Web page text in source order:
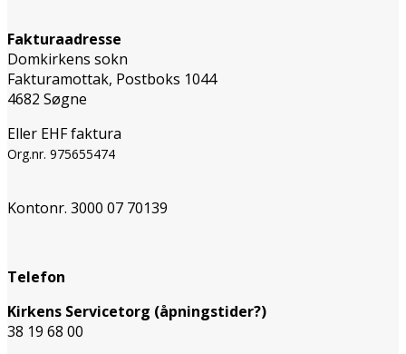
Fakturaadresse
Domkirkens sokn
Fakturamottak, Postboks 1044
4682 Søgne
Eller EHF faktura
Org.nr. 975655474
Kontonr. 3000 07 70139
Telefon
Kirkens Servicetorg (åpningstider?)
38 19 68 00